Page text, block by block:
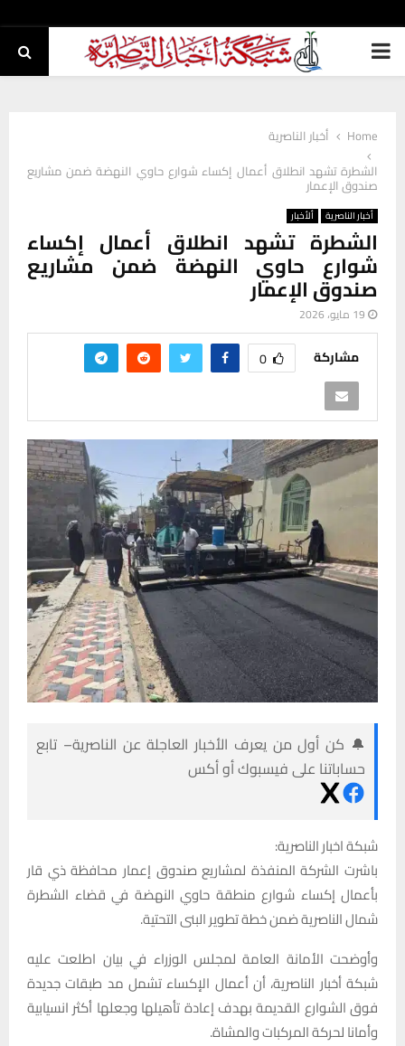
PRIMARY
Home
أخبار الناصرية
الشطرة تشهد انطلاق أعمال إكساء شوارع حاوي النهضة ضمن مشاريع
صندوق الإعمار
أخبار الناصرية ألأخبار
الشطرة تشهد انطلاق أعمال إكساء
شوارع حاوي النهضة ضمن مشاريع
صندوق الإعمار
19 مايو، 2026
مشاركة 0
🔔 كن أول من يعرف الأخبار العاجلة عن الناصرية– تابع
حساباتنا على فيسبوك أو أكس
شبكة اخبار الناصرية:
باشرت الشركة المنفذة لمشاريع صندوق إعمار محافظة ذي قار
بأعمال إكساء شوارع منطقة حاوي النهضة في قضاء الشطرة
شمال الناصرية ضمن خطة تطوير البنى التحتية.
وأوضحت الأمانة العامة لمجلس الوزراء في بيان اطلعت عليه
شبكة أخبار الناصرية، أن أعمال الإكساء تشمل مد طبقات جديدة
فوق الشوارع القديمة بهدف إعادة تأهيلها وجعلها أكثر انسيابية
وأمانا لحركة المركبات والمشاة.